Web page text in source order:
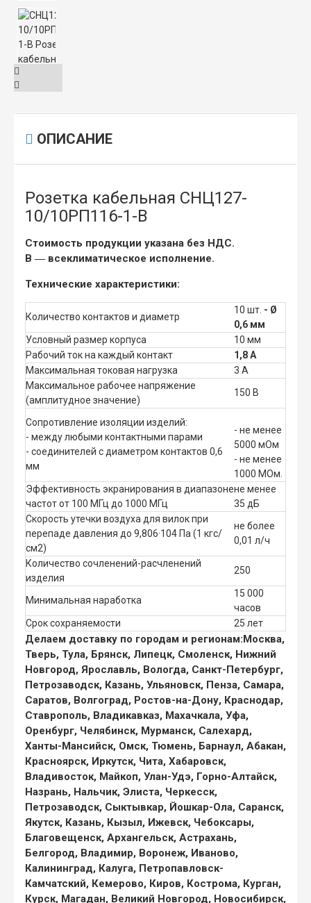
ОПИСАНИЕ
Розетка кабельная СНЦ127-
10/10РП116-1-В
Стоимость продукции указана без НДС.
В ― всеклиматическое исполнение.
Технические характеристики:
Количество контактов и диаметр
10 шт. - Ø
0,6 мм
Условный размер корпуса
10 мм
Рабочий ток на каждый контакт
1,8 А
Максимальная токовая нагрузка
3 А
Максимальное рабочее напряжение
(амплитудное значение)
150 В
Сопротивление изоляции изделий:
- между любыми контактными парами
- соединителей с диаметром контактов 0,6
мм
- не менее
5000 мОм
- не менее
1000 МОм.
Эффективность экранирования в диапазоне
частот от 100 МГц до 1000 МГц
не менее
35 дБ
Скорость утечки воздуха для вилок при
перепаде давления до 9,806·104 Па (1 кгс/
см2)
не более
0,01 л/ч
Количество сочленений-расчленений
изделия
250
Минимальная наработка
15 000
часов
Срок сохраняемости
25 лет
Делаем доставку по городам и регионам:Москва,
Тверь, Тула, Брянск, Липецк, Смоленск, Нижний
Новгород, Ярославль, Вологда, Санкт-Петербург,
Петрозаводск, Казань, Ульяновск, Пенза, Самара,
Саратов, Волгоград, Ростов-на-Дону, Краснодар,
Ставрополь, Владикавказ, Махачкала, Уфа,
Оренбург, Челябинск, Мурманск, Салехард,
Ханты-Мансийск, Омск, Тюмень, Барнаул, Абакан,
Красноярск, Иркутск, Чита, Хабаровск,
Владивосток, Майкоп, Улан-Удэ, Горно-Алтайск,
Назрань, Нальчик, Элиста, Черкесск,
Петрозаводск, Сыктывкар, Йошкар-Ола, Саранск,
Якутск, Казань, Кызыл, Ижевск, Чебоксары,
Благовещенск, Архангельск, Астрахань,
Белгород, Владимир, Воронеж, Иваново,
Калининград, Калуга, Петропавловск-
Камчатский, Кемерово, Киров, Кострома, Курган,
Курск, Магадан, Великий Новгород, Новосибирск,